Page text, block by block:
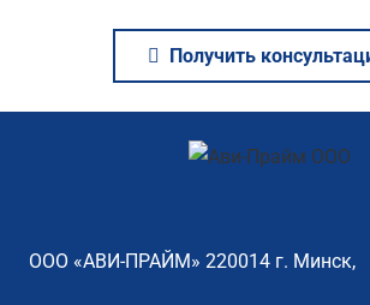
Получить
ООО «АВИ-ПРАЙМ» 220014 г. Минск,